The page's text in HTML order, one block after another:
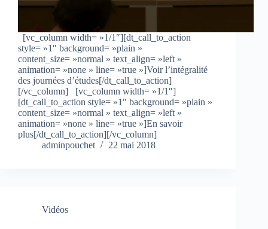
[vc_column width= »1/1″][dt_call_to_action
style= »1″ background= »plain »
content_size= »normal » text_align= »left »
animation= »none » line= »true »]Voir l’intégralité
des journées d’études[/dt_call_to_action]
[/vc_column] [vc_column width= »1/1″]
[dt_call_to_action style= »1″ background= »plain »
content_size= »normal » text_align= »left »
animation= »none » line= »true »]En savoir
plus[/dt_call_to_action][/vc_column]
adminpouchet
22 mai 2018
Vidéos